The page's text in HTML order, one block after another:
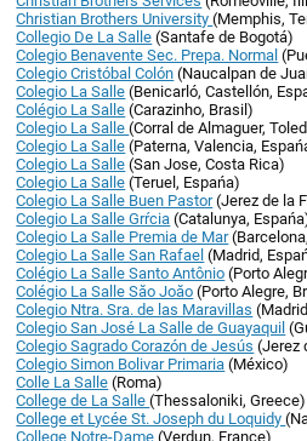
Christian Brothers University(Memphis,
Collegio De La Salle (Santafe de Bogotá)
Colegio Benavente Sec. Prepa. Normal
Colegio Cristóbal Colón (Naucalpan de
Colegio La Salle (Benicarló, Castellón,
Colégio La Salle (Carazinho, Brasil)
Colegio La Salle(Corral de Almaguer,
Colegio La Salle (Paterna, Valencia,
Colegio La Salle (San Jose, Costa Rica)
Colegio La Salle (Teruel, Espańa)
Colegio La Salle Buen Pastor(Jerez de la
Colegio La Salle Grŕcia (Catalunya,
Colegio La Salle Premia de Mar
Colegio La Salle San Rafael (Madrid,
Colégio La Salle Santo Antônio (Porto
Colégio La Salle Săo Joăo (Porto Alegre,
Colegio Ntra. Sra. de las Maravillas
Colegio San José La Salle de Guayaquil
Colegio Sagrado Corazón de Jesús (Jerez
Colegio Simon Bolivar Primaria (México)
Colle La Salle (Roma)
College de La Salle(Thessaloniki, Greece)
College et Lycée St. Joseph du Loquidy
College Notre-Dame (Verdun, France)